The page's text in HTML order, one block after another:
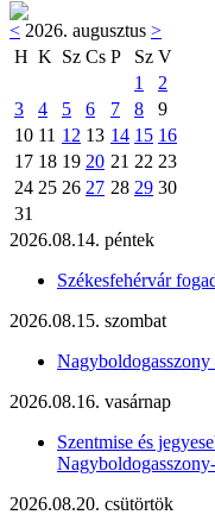
< 2026. augusztus >
H K Sz Cs P Sz V
1
2
3
4 5 6 7 8
9
10 11 12 13 14 15 16
17 18 19 20 21 22 23
24 25 26 27 28 29 30
31
2026.08.14. péntek
Székesfehérvár
2026.08.15. szombat
Nagyboldogasszony
2026.08.16. vasárnap
Szentmise és
2026.08.20. csütörtök